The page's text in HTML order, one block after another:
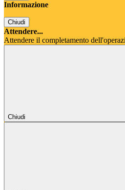
Informazione
Chiudi
Attendere...
Attendere il completamento
Chiudi